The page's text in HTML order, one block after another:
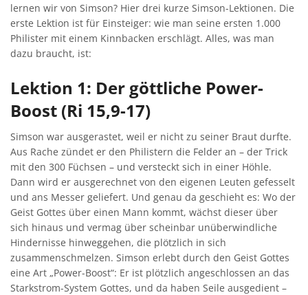
lernen wir von Simson? Hier drei kurze Simson-Lektionen. Die
erste Lektion ist für Einsteiger: wie man seine ersten 1.000
Philister mit einem Kinnbacken erschlägt. Alles, was man
dazu braucht, ist:
Lektion 1: Der göttliche Power-
Boost (Ri 15,9-17)
Simson war ausgerastet, weil er nicht zu seiner Braut durfte.
Aus Rache zündet er den Philistern die Felder an – der Trick
mit den 300 Füchsen – und versteckt sich in einer Höhle.
Dann wird er ausgerechnet von den eigenen Leuten gefesselt
und ans Messer geliefert. Und genau da geschieht es: Wo der
Geist Gottes über einen Mann kommt, wächst dieser über
sich hinaus und vermag über scheinbar unüberwindliche
Hindernisse hinweggehen, die plötzlich in sich
zusammenschmelzen. Simson erlebt durch den Geist Gottes
eine Art „Power-Boost“: Er ist plötzlich angeschlossen an das
Starkstrom-System Gottes, und da haben Seile ausgedient –